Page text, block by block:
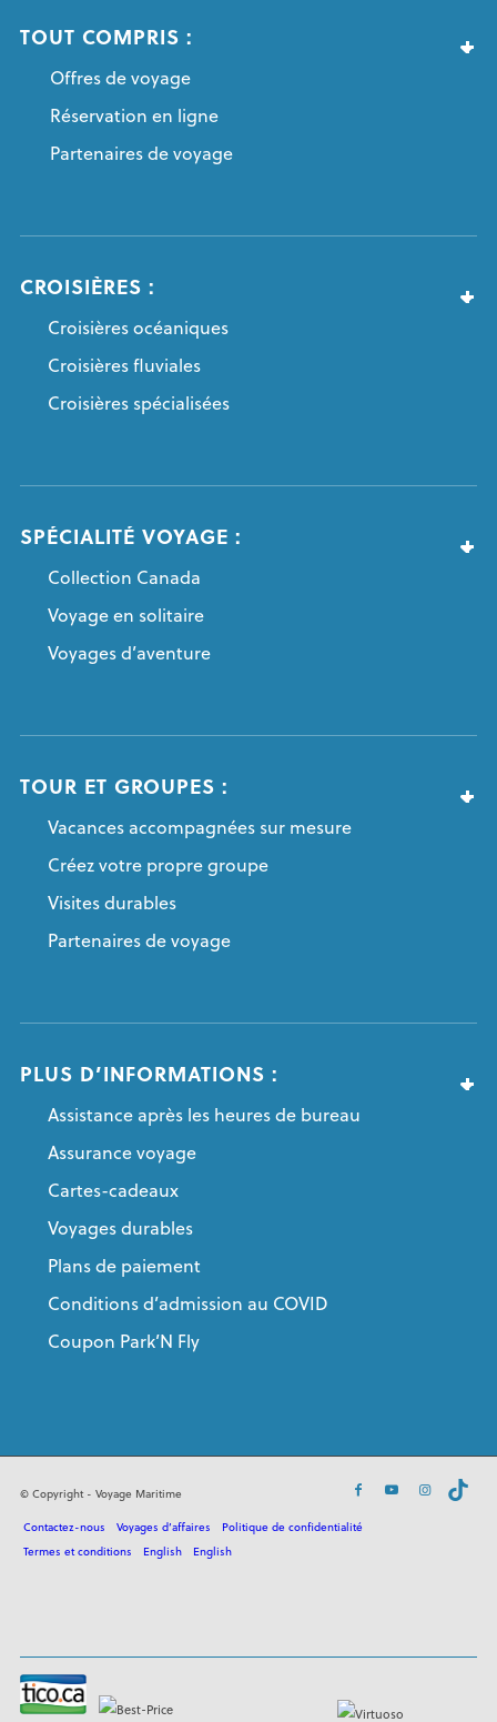
TOUT COMPRIS :
Offres de voyage
Réservation en ligne
Partenaires de voyage
CROISIÈRES :
Croisières océaniques
Croisières fluviales
Croisières spécialisées
SPÉCIALITÉ VOYAGE :
Collection Canada
Voyage en solitaire
Voyages d’aventure
TOUR ET GROUPES :
Vacances accompagnées sur mesure
Créez votre propre groupe
Visites durables
Partenaires de voyage
PLUS D’INFORMATIONS :
Assistance après les heures de bureau
Assurance voyage
Cartes-cadeaux
Voyages durables
Plans de paiement
Conditions d’admission au COVID
Coupon Park’N Fly
© Copyright - Voyage Maritime
Contactez-nous Voyages d’affaires
Politique de confidentialité
Termes et conditions
English English